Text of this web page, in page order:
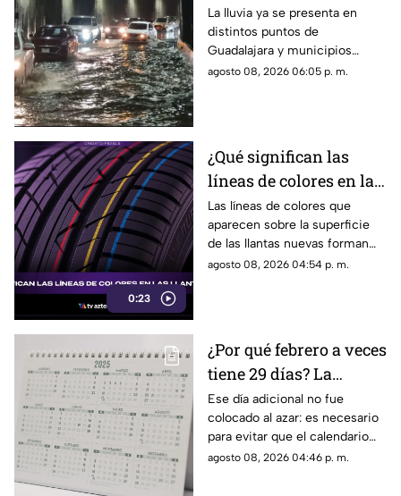
Guadalajara deja
fuertes vientos y
amenaza de granizo
La lluvia ya se presenta en
distintos puntos de
Guadalajara y municipios
cercanos, con fuertes vientos,
agosto 08, 2026 06:05 p. m.
0:23
¿Qué significan las
líneas de colores en las
llantas nuevas?
Las líneas de colores que
aparecen sobre la superficie
de las llantas nuevas forman
parte del proceso de
agosto 08, 2026 04:54 p. m.
¿Por qué febrero a veces
tiene 29 días? La
curiosa razón detrás de
los años bisiestos
Ese día adicional no fue
colocado al azar: es necesario
para evitar que el calendario
pierda sincronía con las
agosto 08, 2026 04:46 p. m.